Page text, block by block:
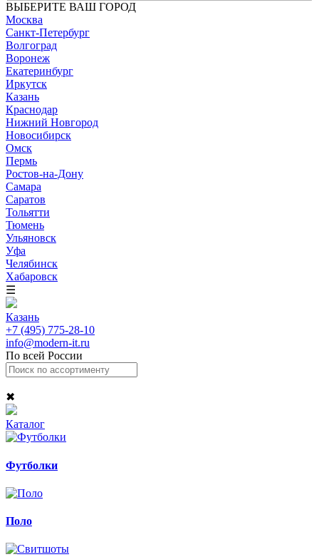
ВЫБЕРИТЕ ВАШ ГОРОД
Москва
Санкт-Петербург
Волгоград
Воронеж
Екатеринбург
Иркутск
Казань
Краснодар
Нижний Новгород
Новосибирск
Омск
Пермь
Ростов-на-Дону
Самара
Саратов
Тольятти
Тюмень
Ульяновск
Уфа
Челябинск
Хабаровск
☰
Казань
+7 (495) 775-28-10
info@modern-it.ru
По всей России
✖
Каталог
Футболки
Поло